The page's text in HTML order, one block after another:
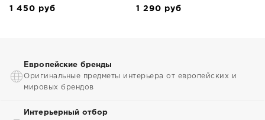
1 450 руб 1 290 руб
Европейские бренды
Оригинальные предметы интерьера от европейских и
мировых брендов
Интерьерный отбор